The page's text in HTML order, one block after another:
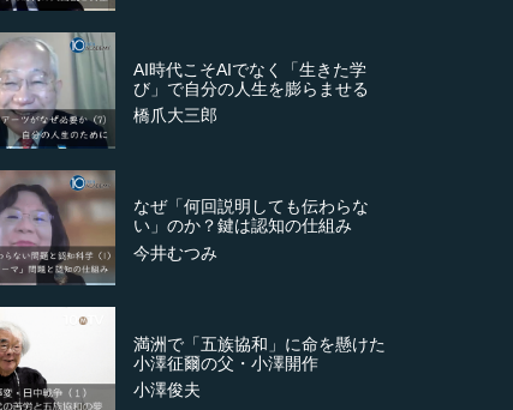
AI時代こそAIでなく「生きた学
び」で自分の人生を膨らませる
橋爪大三郎
なぜ「何回説明しても伝わらな
い」のか？鍵は認知の仕組み
今井むつみ
満洲で「五族協和」に命を懸けた
小澤征爾の父・小澤開作
小澤俊夫